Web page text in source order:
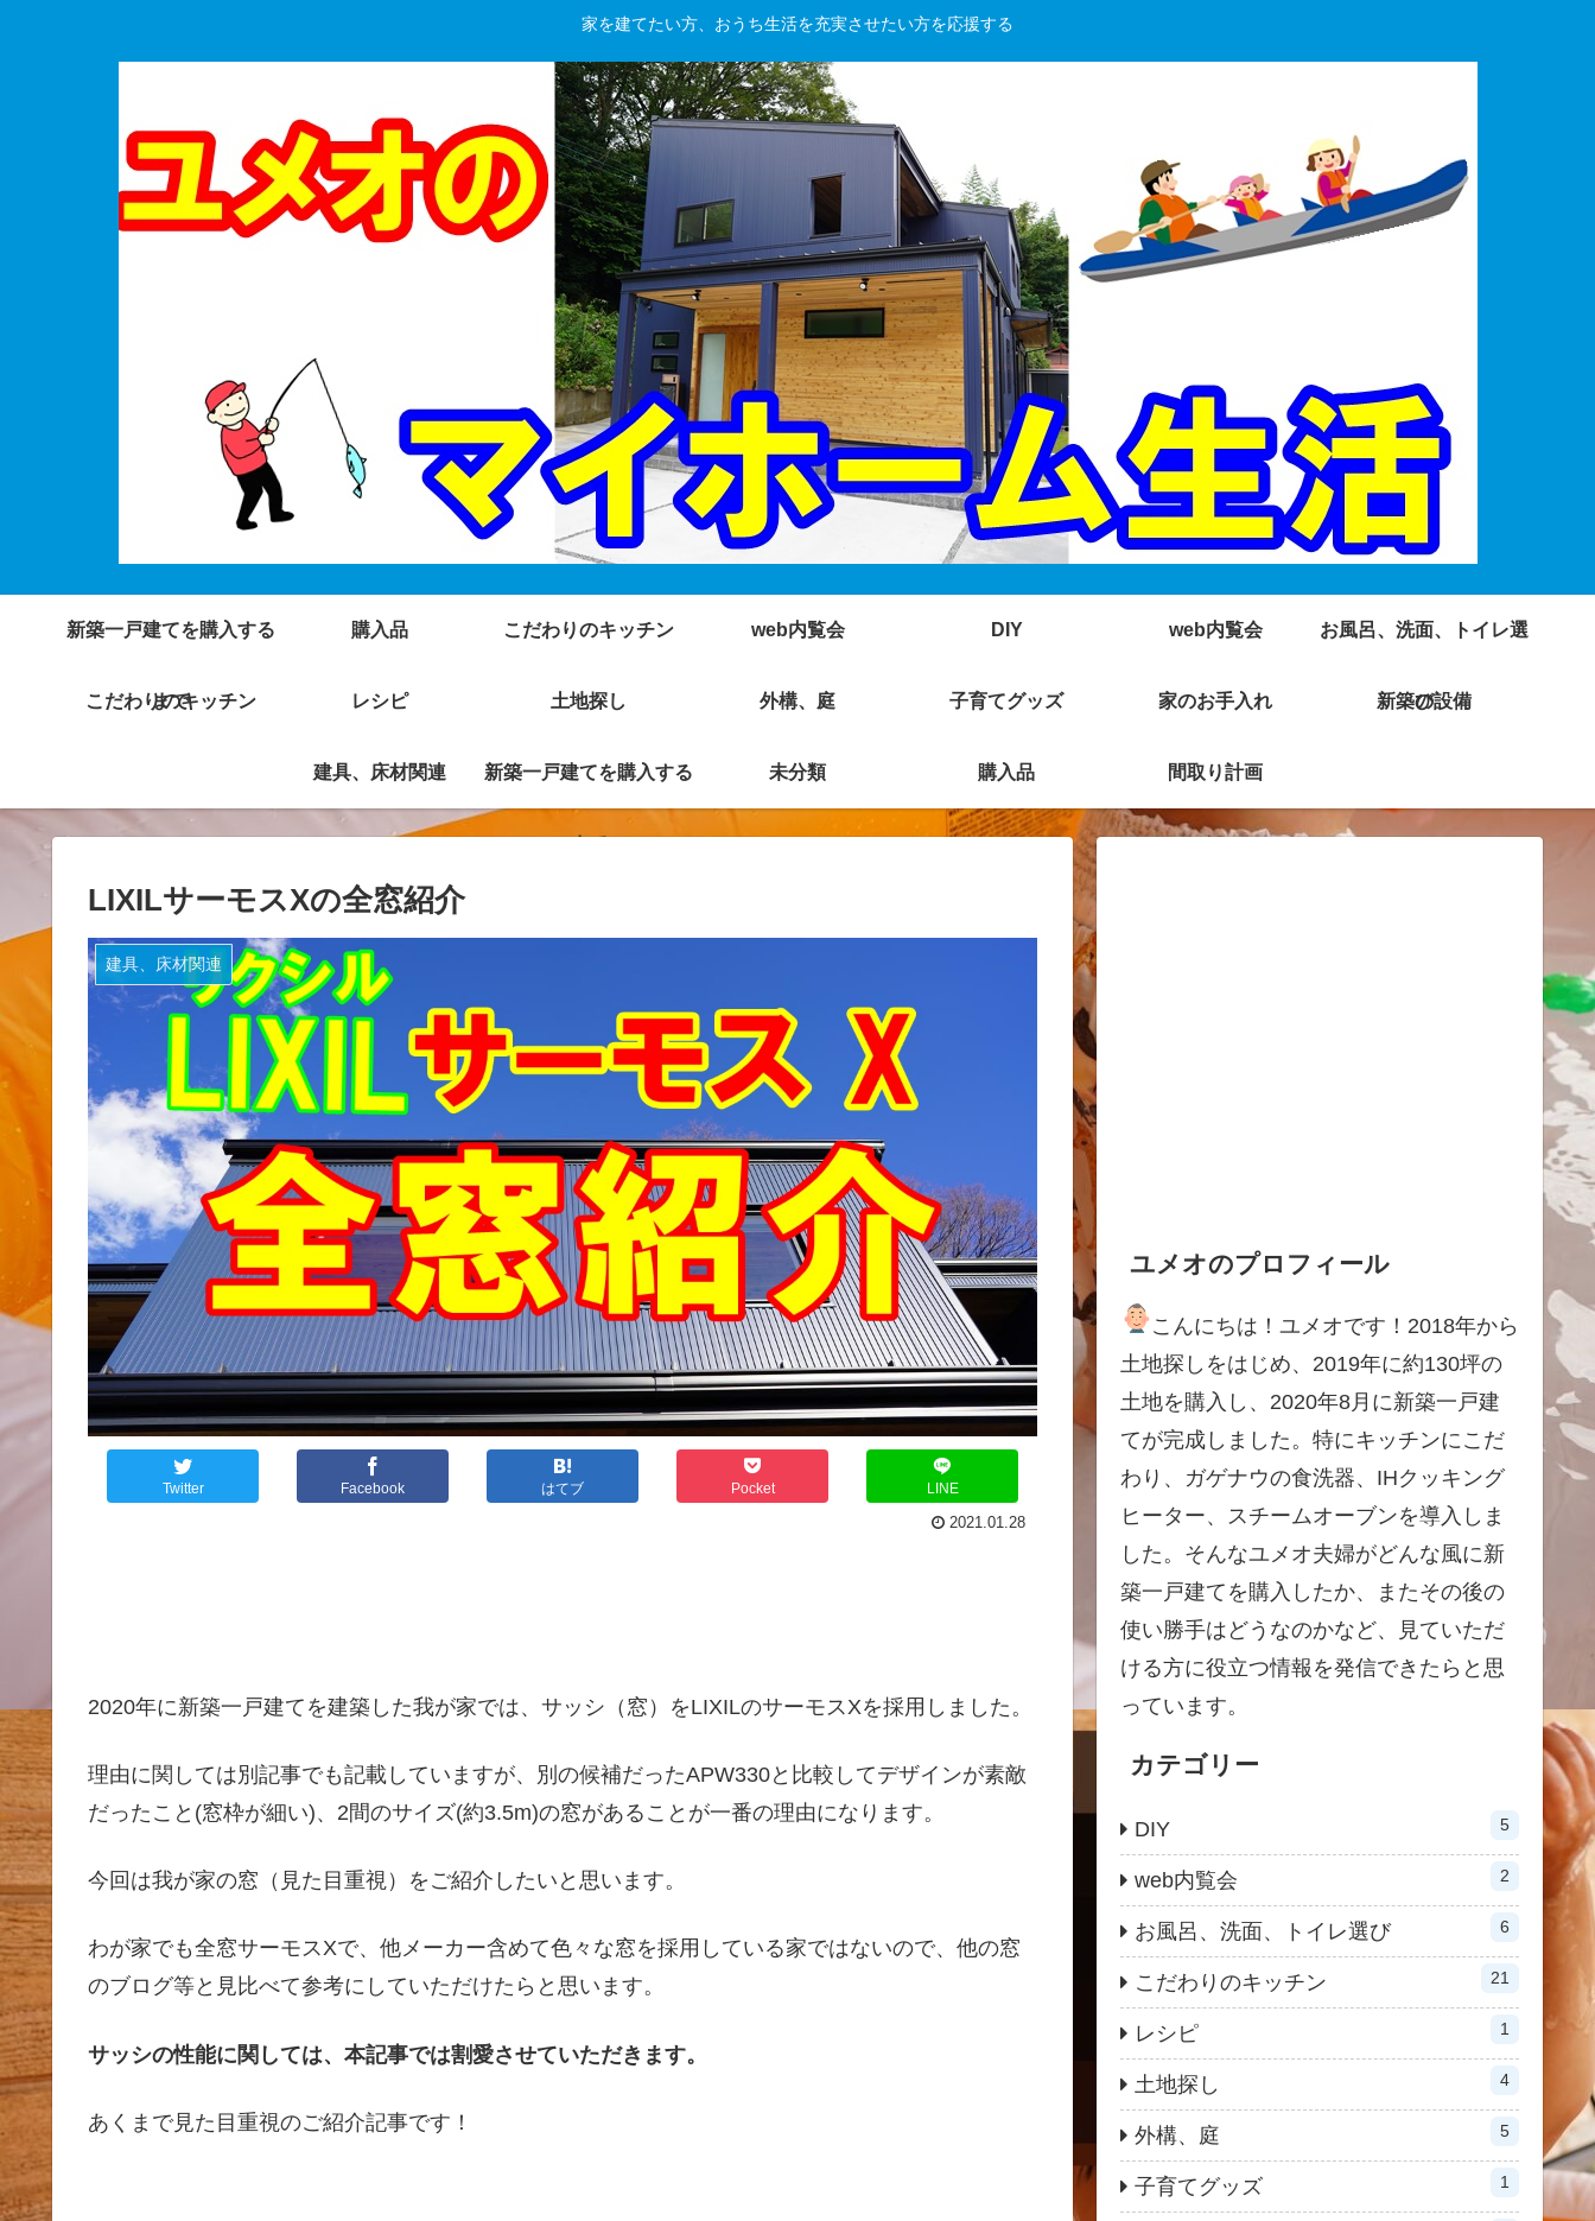
家を建てたい方、おうち生活を充実させたい方を応援する
新築一戸建てを購入する
まで
購入品 こだわりのキッチン web内覧会 DIY web内覧会 お風呂、洗面、トイレ選
び
こだわりのキッチン レシピ 土地探し 外構、庭 子育てグッズ 家のお手入れ 新築の設備
建具、床材関連 新築一戸建てを購入する
まで
未分類 購入品 間取り計画
LIXILサーモスXの全窓紹介
建具、床材関連
Twitter Facebook はてブ Pocket LINE
2021.01.28
2020年に新築一戸建てを建築した我が家では、サッシ（窓）をLIXILのサーモスXを採用しました。
理由に関しては別記事でも記載していますが、別の候補だったAPW330と比較してデザインが素敵
だったこと(窓枠が細い)、2間のサイズ(約3.5m)の窓があることが一番の理由になります。
今回は我が家の窓（見た目重視）をご紹介したいと思います。
わが家でも全窓サーモスXで、他メーカー含めて色々な窓を採用している家ではないので、他の窓
のブログ等と見比べて参考にしていただけたらと思います。
サッシの性能に関しては、本記事では割愛させていただきます。
あくまで見た目重視のご紹介記事です！
ユメオのプロフィール
こんにちは！ユメオです！2018年から
土地探しをはじめ、2019年に約130坪の
土地を購入し、2020年8月に新築一戸建
てが完成しました。特にキッチンにこだ
わり、ガゲナウの食洗器、IHクッキング
ヒーター、スチームオーブンを導入しま
した。そんなユメオ夫婦がどんな風に新
築一戸建てを購入したか、またその後の
使い勝手はどうなのかなど、見ていただ
ける方に役立つ情報を発信できたらと思
っています。
カテゴリー
DIY 5
web内覧会 2
お風呂、洗面、トイレ選び 6
こだわりのキッチン 21
レシピ 1
土地探し 4
外構、庭 5
子育てグッズ 1